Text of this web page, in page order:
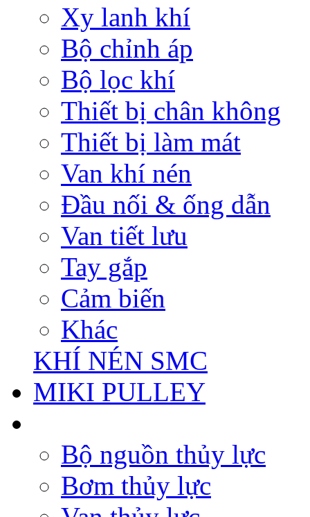
Xy lanh khí
Bộ chỉnh áp
Bộ lọc khí
Thiết bị chân không
Thiết bị làm mát
Van khí nén
Đầu nối & ống dẫn
Van tiết lưu
Tay gắp
Cảm biến
Khác
KHÍ NÉN SMC
MIKI PULLEY
Bộ nguồn thủy lực
Bơm thủy lực